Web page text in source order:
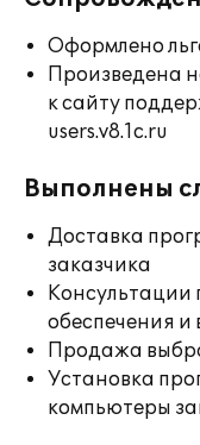
Оформлено
Произведена
к сайту
users.v8.1c.ru
Выполнены
Доставка
заказчика
Консультации
обеспечения и
Продажа
Установка
компьютеры